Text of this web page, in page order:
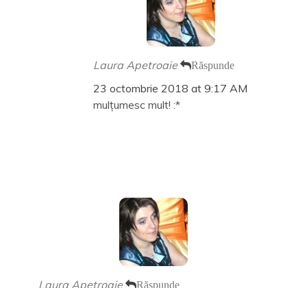
Laura Apetroaie Răspunde
23 octombrie 2018 at 9:17 AM
mulțumesc mult! :*
Laura Apetroaie Răspunde